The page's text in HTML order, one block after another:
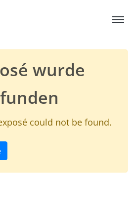
wurde
could not be found.